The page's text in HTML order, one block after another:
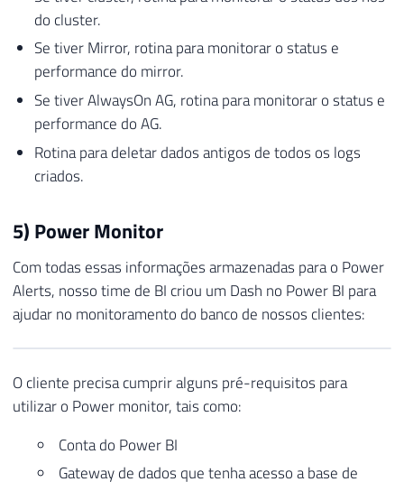
do cluster.
Se tiver Mirror, rotina para monitorar o status e
performance do mirror.
Se tiver AlwaysOn AG, rotina para monitorar o status e
performance do AG.
Rotina para deletar dados antigos de todos os logs
criados.
5) Power Monitor
Com todas essas informações armazenadas para o Power
Alerts, nosso time de BI criou um Dash no Power BI para
ajudar no monitoramento do banco de nossos clientes:
O cliente precisa cumprir alguns pré-requisitos para
utilizar o Power monitor, tais como:
Conta do Power BI
Gateway de dados que tenha acesso a base de